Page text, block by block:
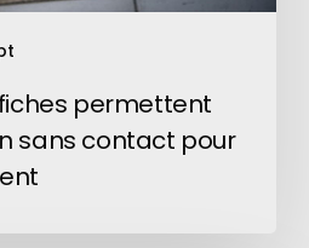
permettent
sans contact pour